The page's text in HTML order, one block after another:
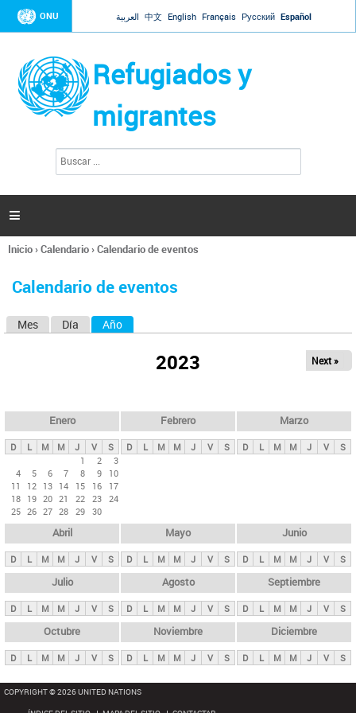
Jump to navigation
ONU العربية 中文 English Français Русский Español
Refugiados y
migrantes
l
d
s

Se
usted
Inicio›Calendario›Calendario de eventos
Calendario de eventos
s
p
n
i
p
a
l
s
Mes Día Año
2023 Next »
Enero
D L M M J V
S
1
2
3
4
5 6 7 8 9
10
11
12 13 14 15 16
17
18 19 20 21 22 23 24
25 26 27 28 29 30
Febrero
D L M M J V S
Marzo
D L M M J V S
Abril
D L M M J V S
Mayo
D L M M J V S
Junio
D L M M J V S
Julio
D L M M J V S
Agosto
D L M M J V S
Septiembre
D L M M J V S
Octubre
D L M M J V S
Noviembre
D L M M J V S
Diciembre
D L M M J V S
COPYRIGHT © 2026 UNITED NATIONS